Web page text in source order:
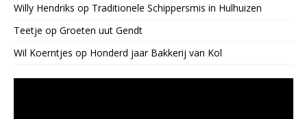
Willy Hendriks op Traditionele Schippersmis in Hulhuizen
Teetje op Groeten uut Gendt
Wil Koerntjes op Honderd jaar Bakkerij van Kol